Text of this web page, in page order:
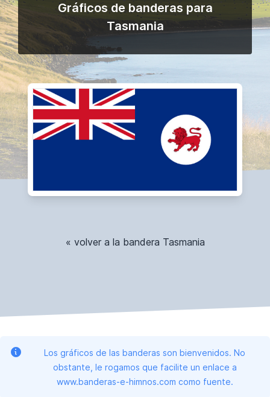
Gráficos de banderas para
Tasmania
« volver a la bandera Tasmania
Los gráficos de las banderas son bienvenidos. No
obstante, le rogamos que facilite un enlace a
www.banderas-e-himnos.com como fuente.